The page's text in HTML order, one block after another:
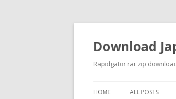
Download
Rapidgator rar zip
HOME ALL POSTS